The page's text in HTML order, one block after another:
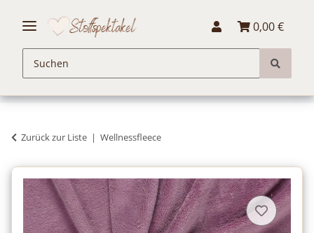
0,00 €
Zurück zur Liste Wellnessfleece